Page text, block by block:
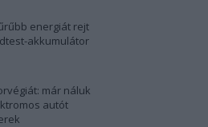
energiát rejt
akkumulátor
már náluk
autót